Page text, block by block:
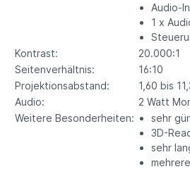
Audio-
1 x
Kontrast:
20.000:1
Seitenverhältnis:
16:10
Projektionsabstand:
1,60 bis
Audio:
2 Watt
Weitere Besonderheiten:
sehr
3D-
sehr